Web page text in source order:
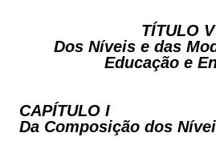
TÍTULO V
Dos Níveis e das
Educação e
CAPÍTULO I
Da Composição dos